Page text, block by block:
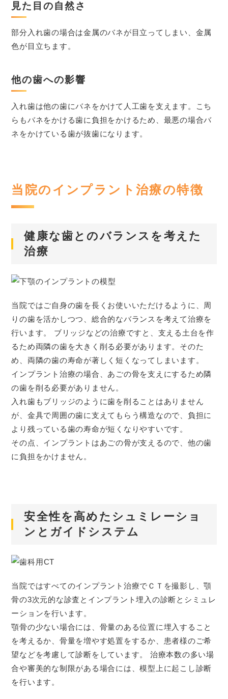
見た目の自然さ
部分入れ歯の場合は金属のバネが目立ってしまい、金属
色が目立ちます。
他の歯への影響
入れ歯は他の歯にバネをかけて人工歯を支えます。こち
らもバネをかける歯に負担をかけるため、最悪の場合バ
ネをかけている歯が抜歯になります。
当院のインプラント治療の特徴
健康な歯とのバランスを考えた
治療
当院ではご自身の歯を長くお使いいただけるように、周
りの歯を活かしつつ、総合的なバランスを考えて治療を
行います。 ブリッジなどの治療ですと、支える土台を作
るため両隣の歯を大きく削る必要があります。そのた
め、両隣の歯の寿命が著しく短くなってしまいます。
インプラント治療の場合、あごの骨を支えにするため隣
の歯を削る必要がありません。
入れ歯もブリッジのように歯を削ることはありません
が、金具で周囲の歯に支えてもらう構造なので、負担に
より残っている歯の寿命が短くなりやすいです。
その点、インプラントはあごの骨が支えるので、他の歯
に負担をかけません。
安全性を高めたシュミレーショ
ンとガイドシステム
当院ではすべてのインプラント治療でＣＴを撮影し、顎
骨の3次元的な診査とインプラント埋入の診断とシミュレ
ーションを行います。
顎骨の少ない場合には、骨量のある位置に埋入すること
を考えるか、骨量を増やす処置をするか、患者様のご希
望などを考慮して診断をしています。 治療本数の多い場
合や審美的な制限がある場合には、模型上に起こし診断
を行います。